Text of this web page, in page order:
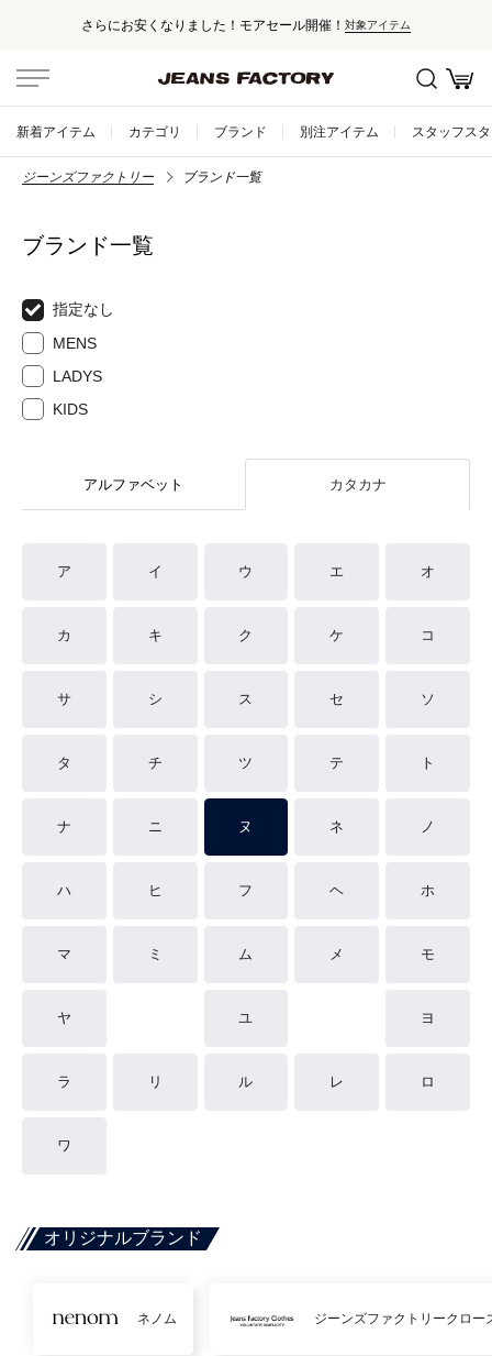
さらにお安くなりました！モアセール開催！ 対象アイテム
新着アイテム カテゴリ ブランド 別注アイテム スタッフス
ジーンズファクトリー ブランド一覧
ブランド一覧
指定なし
MENS
LADYS
KIDS
アルファベット カタカナ
ア イ ウ エ オ
カ キ ク ケ コ
サ シ ス セ ソ
タ チ ツ テ ト
ナ ニ ヌ ネ ノ
ハ ヒ フ ヘ ホ
マ ミ ム メ モ
ヤ ユ ヨ
ラ リ ル レ ロ
ワ
オリジナルブランド
ネノム ジーンズファクトリークロー